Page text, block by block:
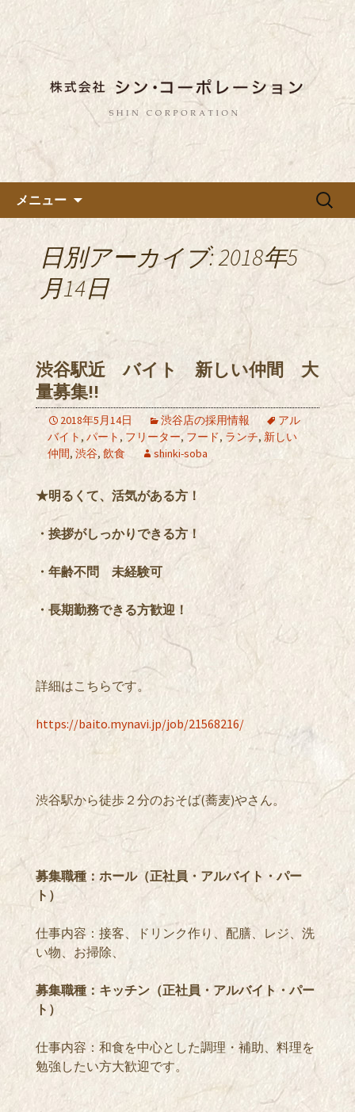
都内に5店舗展開している蕎麦
のお店「真希（しんき）」を運
営する「株式会社シン・コーポ
レーション」のブログ
東京都内に5店舗ある美味しい蕎麦のお
店「真希（しんき）」と運営の「株式
会社シン・コーポレーション」の新着
情報はこちら。店舗によって24時間営
業、宴会なども承っております。季節
のメニューも豊富にご用意。
メニュー
検
日別アーカイブ: 2018年5
月14日
渋谷駅近 バイト 新しい仲間 大
量募集!!
2018年5月14日 渋谷店の採用情報
アル
バイト , パート , フリーター, フード, ランチ, 新しい
仲間, 渋谷, 飲食 shinki-soba
★明るくて、活気がある方！
・挨拶がしっかりできる方！
・年齢不問 未経験可
・長期勤務できる方歓迎！
詳細はこちらです。
https://baito.mynavi.jp/job/21568216/
渋谷駅から徒歩２分のおそば(蕎麦)やさん。
募集職種：ホール（正社員・アルバイト・パー
ト）
仕事内容：接客、ドリンク作り、配膳、レジ、洗
い物、お掃除、
募集職種：キッチン（正社員・アルバイト・パー
ト）
仕事内容：和食を中心とした調理・補助、料理を
勉強したい方大歓迎です。